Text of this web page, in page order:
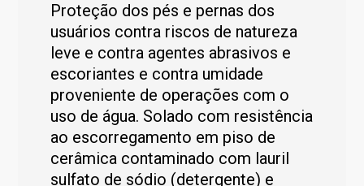
Proteção dos pés e pernas dos
usuários contra riscos de natureza
leve e contra agentes abrasivos e
escoriantes e contra umidade
proveniente de operações com o
uso de água. Solado com resistência
ao escorregamento em piso de
cerâmica contaminado com lauril
sulfato de sódio (detergente) e